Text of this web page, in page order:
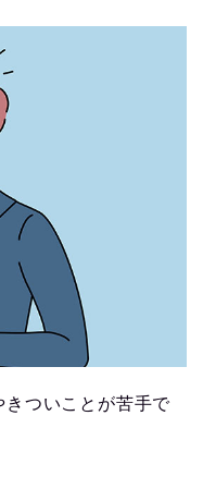
ついことが苦手で